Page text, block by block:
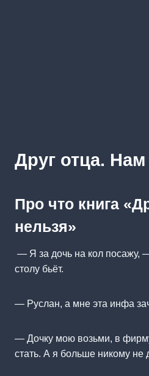
Друг отца. Нам
Про что книга
нельзя»
— Я за дочь на кол посажу,
столу бьёт.
— Руслан, а мне эта инфа
— Дочку мою возьми, в
стать. А я больше никому не